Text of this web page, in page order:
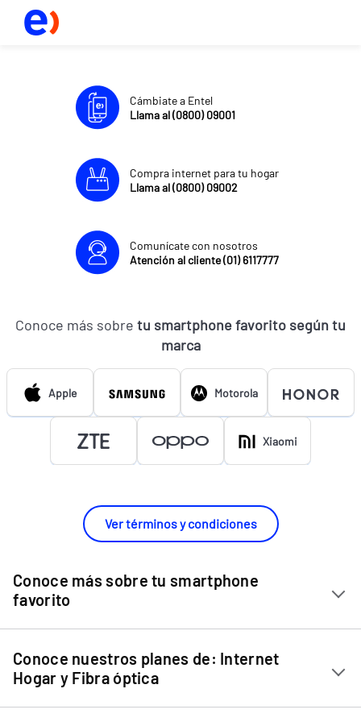
Cámbiate a Entel
Llama al (0800) 09001
Compra internet para tu hogar
Llama al (0800) 09002
Comunícate con nosotros
Atención al cliente (01) 6117777
Conoce más sobre tu smartphone favorito según tu
marca
Apple Motorola
Xiaomi
Ver términos y condiciones
Conoce más sobre tu smartphone
favorito
Chip Entel
Apple iPhone 11
Apple iPhone 12 Mini
Conoce nuestros planes de: Internet
Hogar y Fibra óptica
Internet Hogar